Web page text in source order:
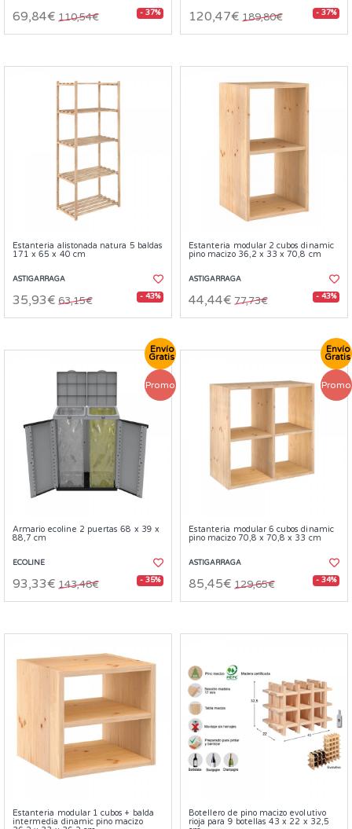
69,84€ 110,54€ - 37% 120,47€ 189,80€ - 37%
Estanteria alistonada natura 5 baldas
171 x 65 x 40 cm
ASTIGARRAGA
35,93€ 63,15€ - 43%
Estanteria modular 2 cubos dinamic
pino macizo 36,2 x 33 x 70,8 cm
ASTIGARRAGA
44,44€ 77,73€ - 43%
Envío
Gratis
Promo
Armario ecoline 2 puertas 68 x 39 x
88,7 cm
ECOLINE
93,33€ 143,48€ - 35%
Envío
Gratis
Promo
Estanteria modular 6 cubos dinamic
pino macizo 70,8 x 70,8 x 33 cm
ASTIGARRAGA
85,45€ 129,65€ - 34%
Estanteria modular 1 cubos + balda
intermedia dinamic pino macizo
Botellero de pino macizo evolutivo
rioja para 9 botellas 43 x 22 x 32,5